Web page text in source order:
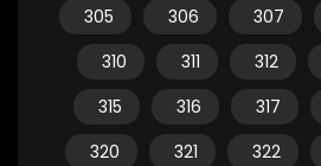
305
306 307
310
311 312
315
316 317
320
321 322